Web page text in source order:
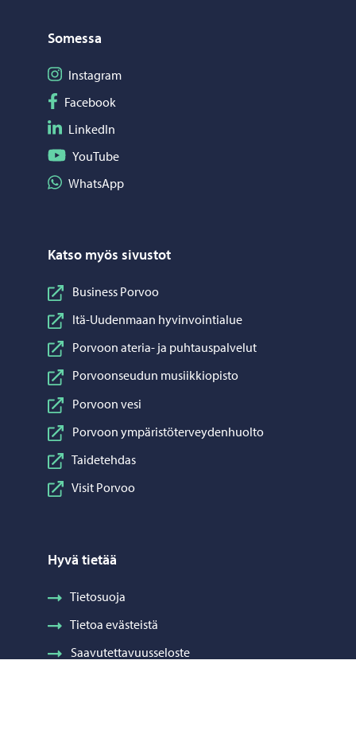
Somessa
Seuraa Instagram
Instagram
Seuraa Facebook
Facebook
Seuraa LinkedIn
LinkedIn
Seuraa YouTube
YouTube
Jaa WhatsApp
WhatsApp
Katso myös sivustot
Business Porvoo
Itä-Uudenmaan hyvinvointialue
Porvoon ateria- ja puhtauspalvelut
Porvoonseudun musiikkiopisto
Porvoon vesi
Porvoon ympäristöterveydenhuolto
Taidetehdas
Visit Porvoo
Hyvä tietää
Tietosuoja
Tietoa evästeistä
Saavutettavuusseloste